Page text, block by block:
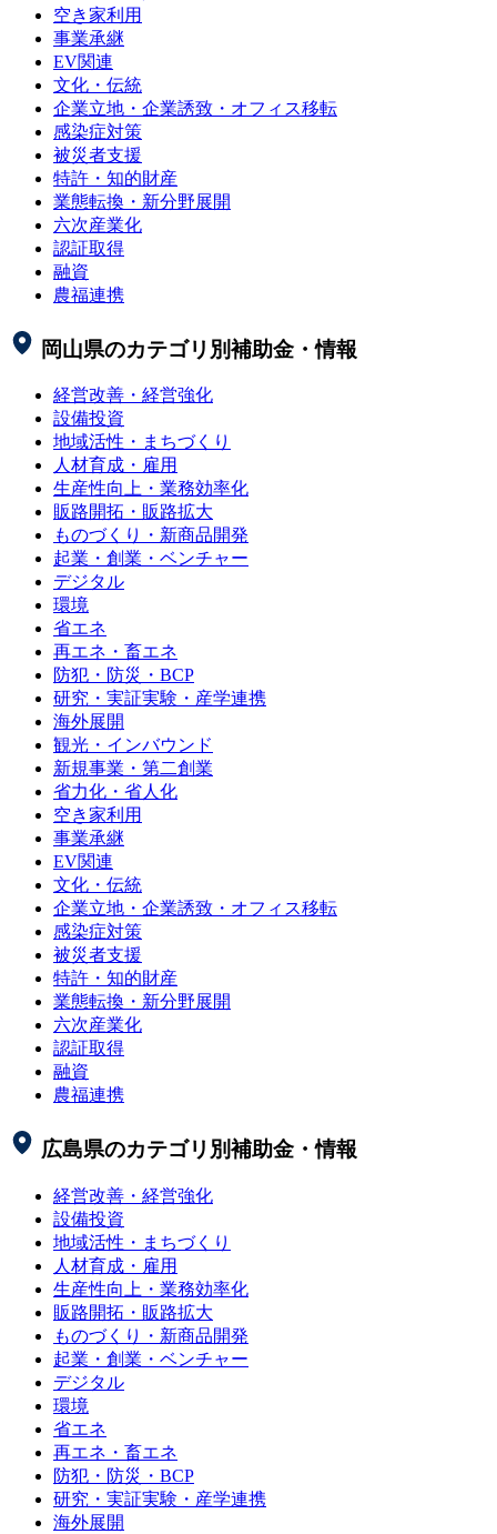
空き家利用
事業承継
EV関連
文化・伝統
企業立地・企業誘致・オフィス移転
感染症対策
被災者支援
特許・知的財産
業態転換・新分野展開
六次産業化
認証取得
融資
農福連携
岡山県のカテゴリ別補助金・情報
経営改善・経営強化
設備投資
地域活性・まちづくり
人材育成・雇用
生産性向上・業務効率化
販路開拓・販路拡大
ものづくり・新商品開発
起業・創業・ベンチャー
デジタル
環境
省エネ
再エネ・畜エネ
防犯・防災・BCP
研究・実証実験・産学連携
海外展開
観光・インバウンド
新規事業・第二創業
省力化・省人化
空き家利用
事業承継
EV関連
文化・伝統
企業立地・企業誘致・オフィス移転
感染症対策
被災者支援
特許・知的財産
業態転換・新分野展開
六次産業化
認証取得
融資
農福連携
広島県のカテゴリ別補助金・情報
経営改善・経営強化
設備投資
地域活性・まちづくり
人材育成・雇用
生産性向上・業務効率化
販路開拓・販路拡大
ものづくり・新商品開発
起業・創業・ベンチャー
デジタル
環境
省エネ
再エネ・畜エネ
防犯・防災・BCP
研究・実証実験・産学連携
海外展開